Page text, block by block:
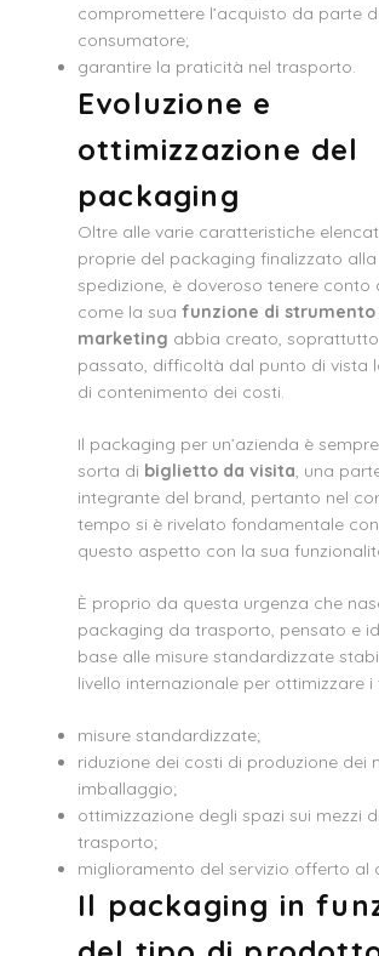
compromettere l’acquisto da parte
consumatore;
garantire la praticità nel trasporto.
Evoluzione e
ottimizzazione del
packaging
Oltre alle varie caratteristiche
proprie del packaging finalizzato alla
spedizione, è doveroso tenere conto
come la sua funzione di strumento
marketing abbia creato,
passato, difficoltà dal punto di vista
di contenimento dei costi.
Il packaging per un’azienda è
sorta di biglietto da visita, una
integrante del brand, pertanto nel
tempo si è rivelato fondamentale
questo aspetto con la sua
È proprio da questa urgenza che
packaging da trasporto, pensato e
base alle misure standardizzate
livello internazionale per ottimizzare i
misure standardizzate;
riduzione dei costi di produzione dei
imballaggio;
ottimizzazione degli spazi sui mezzi di
trasporto;
miglioramento del servizio offerto al
Il packaging in